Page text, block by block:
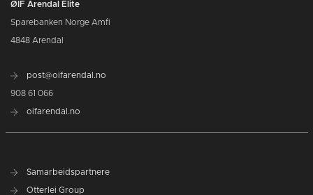
ØIF Arendal Elite
Sparebanken Norge Amfi
4848 Arendal
post@oifarendal.no
908 61 066
oifarendal.no
Samarbeidspartnere
Otterlei Group